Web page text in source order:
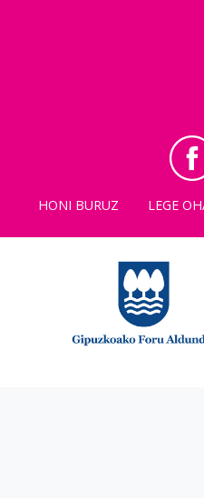
HONI BURUZ LEGE